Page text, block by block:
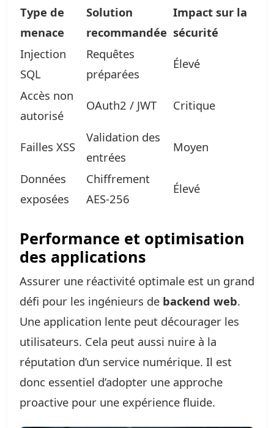
Type de
menace
Solution
recommandée
Impact sur la
sécurité
Injection
SQL
Requêtes
préparées
Élevé
Accès non
autorisé
OAuth2 / JWT Critique
Failles XSS
Validation des
entrées
Moyen
Données
exposées
Chiffrement
AES-256
Élevé
Performance et optimisation
des applications
Assurer une réactivité optimale est un grand
défi pour les ingénieurs de backend web.
Une application lente peut décourager les
utilisateurs. Cela peut aussi nuire à la
réputation d’un service numérique. Il est
donc essentiel d’adopter une approche
proactive pour une expérience fluide.